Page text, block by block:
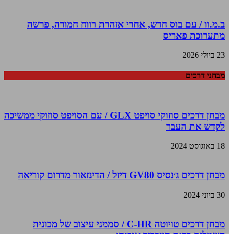
ב.מ.וו / עם בוס חדש, אחרי אזהרת רווח חמורה, פרשה
מתערוכת פאריס
23 ביולי 2026
מבחני דרכים
מבחן דרכים סוזוקי סויפט GLX / עם הסויפט סוזוקי ממשיכה
לקדש את העבר
18 באוגוסט 2024
מבחן דרכים ג׳נסיס GV80 דיזל / הדינזאור מדרום קוריאה
30 ביוני 2024
מבחן דרכים טויוטה C-HR / סממני עיצוב של מכונית